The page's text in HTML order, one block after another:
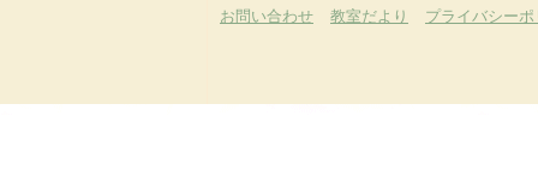
お問い合わせ 教室だより プライバシーポ